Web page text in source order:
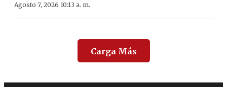
Agosto 7, 2026 10:13 a. m.
Carga Más